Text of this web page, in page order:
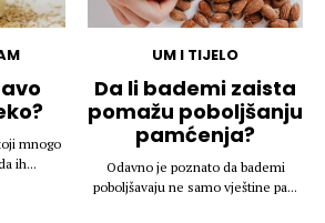
mnogo
ih...
UM I TIJELO
Da li bademi zaista
pomažu poboljšanju
pamćenja?
Odavno je poznato da bademi
poboljšavaju ne samo vještine pa...